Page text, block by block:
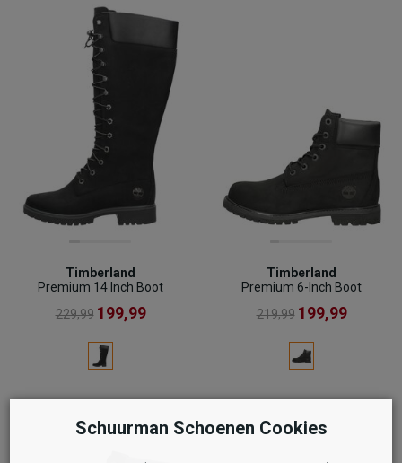
Timberland
Premium 14 Inch Boot
229,99 199,99
Timberland
Premium 6-Inch Boot
219,99 199,99
Schuurman Schoenen Cookies